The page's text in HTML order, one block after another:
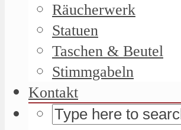
Räucherwerk
Statuen
Taschen & Beutel
Stimmgabeln
Kontakt